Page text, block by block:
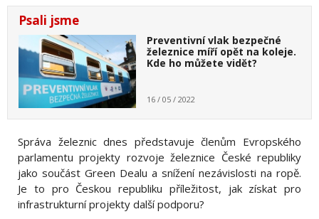
Psali jsme
Preventivní vlak bezpečné
železnice míří opět na koleje.
Kde ho můžete vidět?
16 / 05 / 2022
Správa železnic dnes představuje členům Evropského
parlamentu projekty rozvoje železnice České republiky
jako součást Green Dealu a snížení nezávislosti na ropě.
Je to pro Českou republiku příležitost, jak získat pro
infrastrukturní projekty další podporu?